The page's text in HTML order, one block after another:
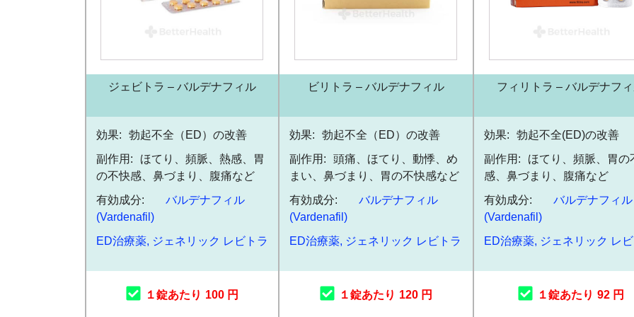
ジェビトラ – バルデナフィル
効果:
勃起不全（ED）の改善
副作用:
ほてり、頻脈、熱感、胃
の不快感、鼻づまり、腹痛など
有効成分:
バルデナフィル
(Vardenafil)
ED治療薬, ジェネリック レビトラ
１錠あたり 100 円
ビリトラ – バルデナフィル
効果:
勃起不全（ED）の改善
副作用:
頭痛、ほてり、動悸、め
まい、鼻づまり、胃の不快感など
有効成分:
バルデナフィル
(Vardenafil)
ED治療薬, ジェネリック レビトラ
１錠あたり 120 円
フィリトラ – バルデナフ
効果:
勃起不全(ED)の改善
副作用:
ほてり、頻脈、胃の
感、鼻づまり、腹痛など
有効成分:
バルデナフィル
(Vardenafil)
ED治療薬, ジェネリック レ
１錠あたり 92 円